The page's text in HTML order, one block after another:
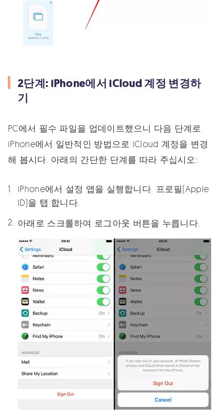
2단계: iPhone에서 iCloud 계정 변경하
기
PC에서 필수 파일을 업데이트했으니 다음 단계로
iPhone에서 일반적인 방법으로 iCloud 계정을 변경
해 봅시다. 아래의 간단한 단계를 따라 주십시오:
iPhone에서 설정 앱을 실행합니다. 프로필(Apple
ID)을 탭 합니다.
아래로 스크롤하여 로그아웃 버튼을 누릅니다.